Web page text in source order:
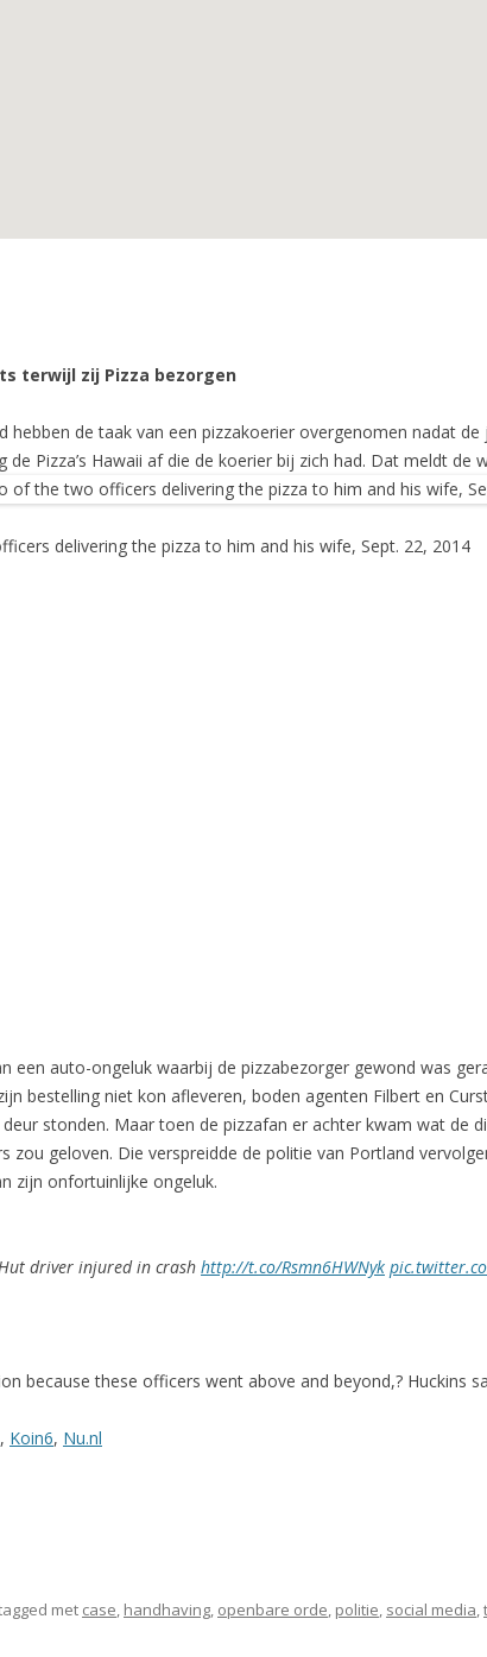
terwijl zij Pizza bezorgen
hebben de taak van een pizzakoerier overgenomen nadat
Pizza’s Hawaii af die de koerier bij zich had. Dat meldt de
delivering the pizza to him and his wife, Sept. 22, 2014
een auto-ongeluk waarbij de pizzabezorger gewond was
bestelling niet kon afleveren, boden agenten Filbert en
stonden. Maar toen de pizzafan er achter kwam wat de
geloven. Die verspreidde de politie van Portland
zijn onfortuinlijke ongeluk.
driver injured in crash http://t.co/Rsmn6HWNyk
because these officers went above and beyond,? Huckins
, Koin6, Nu.nl
met case, handhaving, openbare orde, politie, social media,